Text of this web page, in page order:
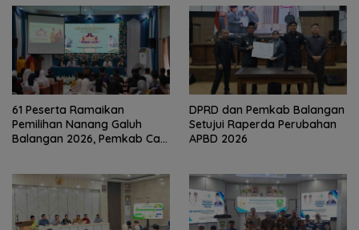
61 Peserta Ramaikan
Pemilihan Nanang Galuh
Balangan 2026, Pemkab Cari
DPRD dan Pemkab Balangan
Setujui Raperda Perubahan
APBD 2026